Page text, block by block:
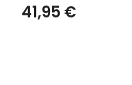
41,95 €